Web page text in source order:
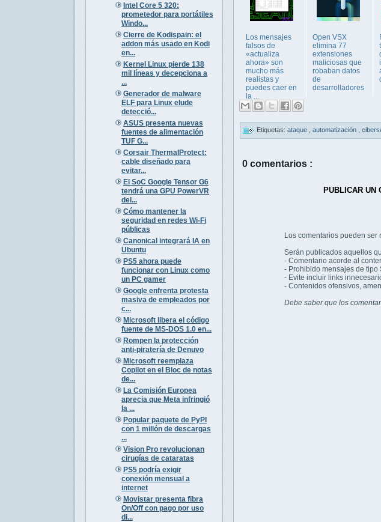
Intel Core 5 320:
prometedor para portátiles
Windo...
Cierre de Kodispain: el
addon más usado en Kodi
en...
Kernel Linux pierde 138
mil líneas y decepciona a
...
Generador de malware
ELF para Linux elude
detecció...
ASUS presenta nuevas
fuentes de alimentación
TUF G...
Corsair ThermalProtect:
cable diseñado para
evitar...
El SoC Google Tensor G6
tendrá una GPU PowerVR
del...
Cómo mantener la
seguridad en redes Wi-Fi
públicas
Canonical integrará IA en
Ubuntu
PS5 ahora puede
funcionar con Linux como
un PC gamer
Google enfrenta protesta
masiva de empleados por
c...
Microsoft libera el código
fuente de MS-DOS 1.0 en...
Rompen la protección
anti-piratería de Denuvo
Microsoft reemplaza
Copilot en el Bloc de notas
de...
La Comisión Europea
aprecia que Meta infringió
la ...
Popular paquete de PyPI
con 1 millón de descargas
...
Vision Pro revolucionan
cirugías de cataratas
PS5 podría exigir
conexión mensual a
internet
Movistar presenta fibra
On/Off con pago por uso
di...
Los mensajes
falsos de
«actualiza
ahora» son
mucho más
realistas y
puedes caer en
la ...
Open VSX
elimina 77
extensiones
maliciosas que
robaban datos
de
desarrolladores
Etiquetas: ataque automatización
0 comentarios :
PUBLICAR UN
Los comentarios pueden
Serán publicados aquellos
- Comentario acorde al
- Prohibido mensajes de tipo
- Evite incluir links
- Contenidos ofensivos,
Debe saber que los